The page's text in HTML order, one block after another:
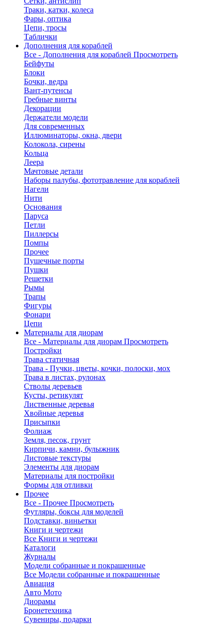
Траки, катки, колеса
Фары, оптика
Цепи, тросы
Таблички
Дополнения для кораблей
Все - Дополнения для кораблей Просмотреть
Бейфуты
Блоки
Бочки, ведра
Вант-путенсы
Гребные винты
Декорации
Держатели модели
Для современных
Иллюминаторы, окна, двери
Колокола, сирены
Кольца
Леера
Мачтовые детали
Наборы палубы, фототравление для кораблей
Нагели
Нити
Основания
Паруса
Петли
Пиллерсы
Помпы
Прочее
Пушечные порты
Пушки
Решетки
Рымы
Трапы
Фигуры
Фонари
Цепи
Материалы для диорам
Все - Материалы для диорам Просмотреть
Постройки
Трава статичная
Трава - Пучки, цветы, кочки, полоски, мох
Трава в листах, рулонах
Стволы деревьев
Кусты, ретикулят
Лиственные деревья
Хвойные деревья
Присыпки
Фолиаж
Земля, песок, грунт
Кирпичи, камни, булыжник
Листовые текстуры
Элементы для диорам
Материалы для постройки
Формы для отливки
Прочее
Все - Прочее Просмотреть
Футляры, боксы для моделей
Подставки, виньетки
Книги и чертежи
Все Книги и чертежи
Каталоги
Журналы
Модели собранные и покрашенные
Все Модели собранные и покрашенные
Авиация
Авто Мото
Диорамы
Бронетехника
Сувениры, подарки